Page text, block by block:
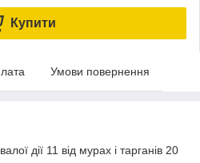
Купити
Умови повернення
дії 11 від мурах і тарганів 20